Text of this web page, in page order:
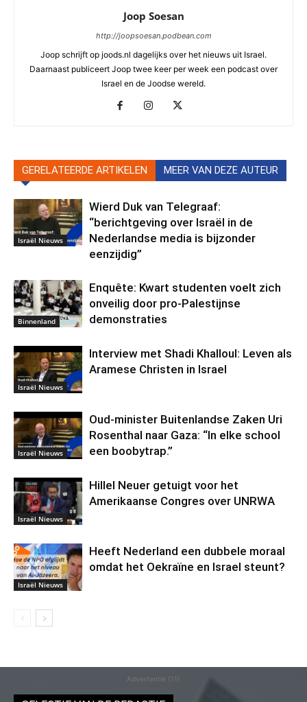
Joop Soesan
http://joopsoesan.podbean.com
Joop schrijft op joods.nl dagelijks over het nieuws uit Israel.
Daarnaast publiceert Joop twee keer per week een podcast over
Israel en de Joodse wereld.
GERELATEERDE ARTIKELEN MEER VAN DEZE AUTEUR
Israël Nieuws
Wierd Duk van Telegraaf:
“berichtgeving over Israël in de
Nederlandse media is bijzonder
eenzijdig”
Binnenland
Enquête: Kwart studenten voelt zich
onveilig door pro-Palestijnse
demonstraties
Israël Nieuws
Interview met Shadi Khalloul: Leven als
Aramese Christen in Israel
Israël Nieuws
Oud-minister Buitenlandse Zaken Uri
Rosenthal naar Gaza: “In elke school
een boobytrap.”
Israël Nieuws
Hillel Neuer getuigt voor het
Amerikaanse Congres over UNRWA
Israël Nieuws
Heeft Nederland een dubbele moraal
omdat het Oekraïne en Israel steunt?
Advertentie (11)